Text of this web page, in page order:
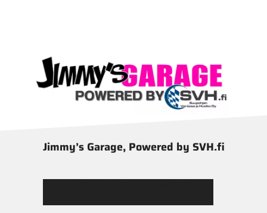
Jimmy’s Garage, Powered by SVH.fi